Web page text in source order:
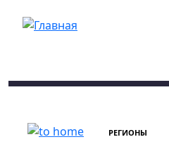
РЕГИОНЫ